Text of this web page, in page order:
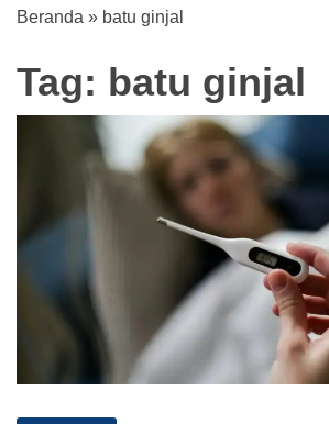
Beranda » batu ginjal
Tag: batu ginjal